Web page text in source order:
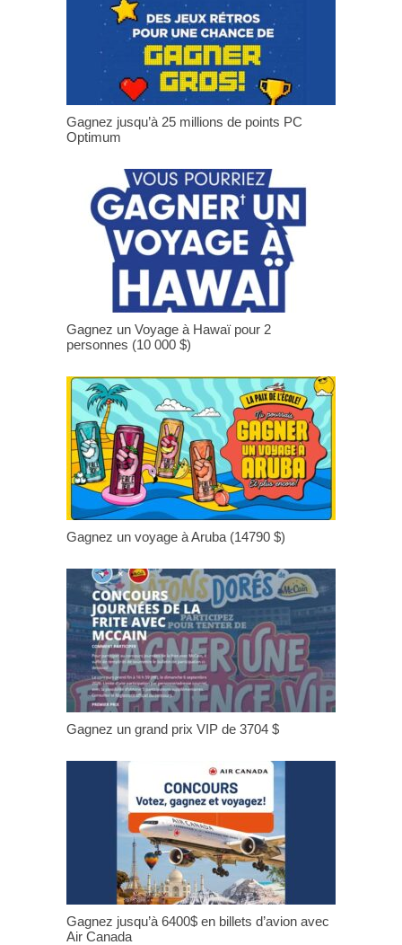
Gagnez jusqu’à 25 millions de points PC
Optimum
Gagnez un Voyage à Hawaï pour 2
personnes (10 000 $)
Gagnez un voyage à Aruba (14790 $)
Gagnez un grand prix VIP de 3704 $
Gagnez jusqu’à 6400$ en billets d’avion avec
Air Canada